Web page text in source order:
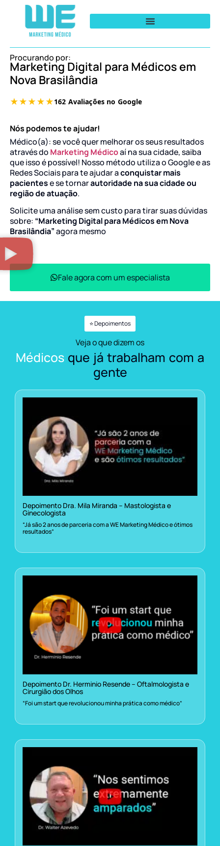
Procurando por:
Marketing Digital para Médicos em
Nova Brasilândia
Nós podemos te ajudar!
Médico(a): se você quer melhorar os seus resultados
através do Marketing Médicoaí na sua cidade, saiba
que isso é possível! Nosso método utiliza o Google e as
Redes Sociais para te ajudar aconquistar mais
pacientese se tornarautoridade na sua cidade ou
região de atuação.
Solicite uma análise sem custo para tirar suas dúvidas
sobre: “Marketing Digital para Médicos em Nova
Brasilândia”agora mesmo
Fale agora com um especialista
⭐ Depoimentos
Veja o que dizem os
Médicos que já trabalham com a
gente
Depoimento Dra. Mila Miranda – Mastologista e
Ginecologista
“Já são 2 anos de parceria com a WE Marketing Médico e ótimos
resultados”
Depoimento Dr. Herminio Resende – Oftalmologista e
Cirurgião dos Olhos
“Foi um start que revolucionou minha prática como médico”